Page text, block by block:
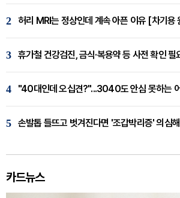
2 허리 MRI는 정상인데 계속 아픈 이유 [차기용
3 휴가철 건강검진, 금식·복용약 등 사전 확인
4 "40대인데 오십견?"...3040도 안심 못하는
5 손발톱 들뜨고 벗겨진다면 '조갑박리증' 의심
카드뉴스